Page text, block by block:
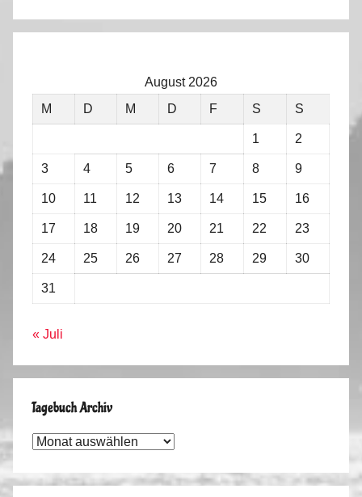
August 2026
M
D M D F S S
1 2
3 4 5 6 7 8 9
10 11 12 13 14 15 16
17 18 19 20 21 22 23
24 25 26 27 28 29 30
31
« Juli
Tagebuch Archiv
Tagebuch